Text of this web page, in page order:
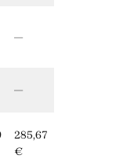
—
—
285,67
€